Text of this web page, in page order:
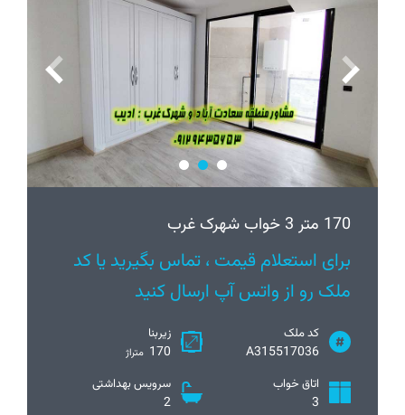
170 متر 3 خواب شهرک غرب
برای استعلام قیمت ، تماس بگیرید یا کد
ملک رو از واتس آپ ارسال کنید
کد ملک
A315517036
زیربنا
170 متراژ
اتاق خواب
3
سرویس بهداشتی
2